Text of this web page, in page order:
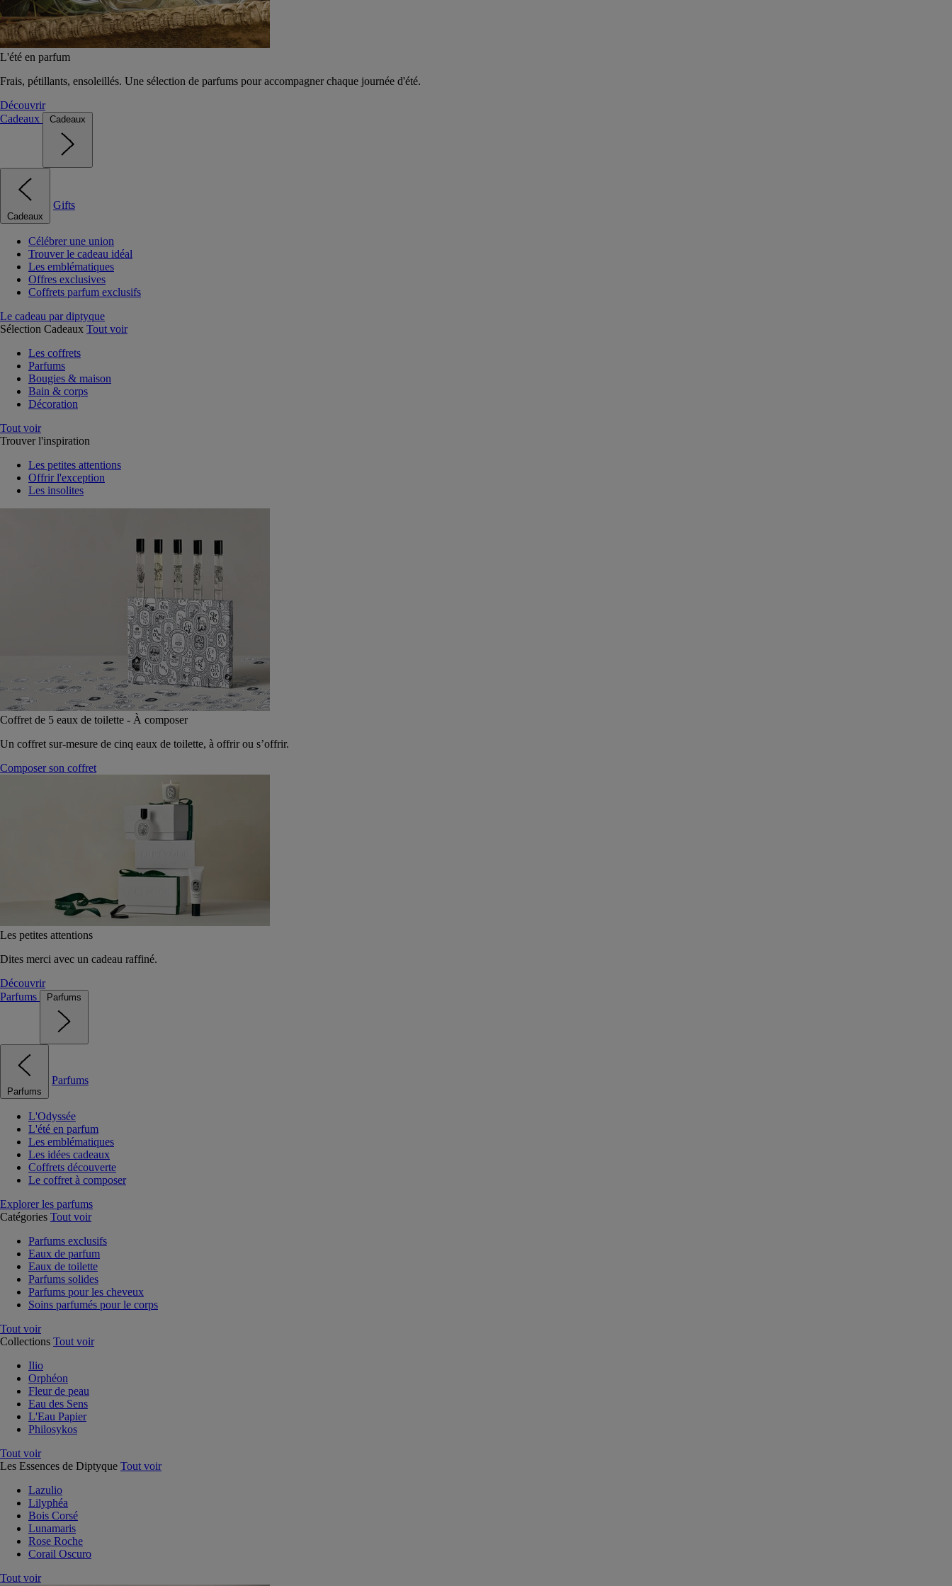
L'été en parfum
Frais, pétillants, ensoleillés. Une sélection de parfums pour accompagner chaque journée d'été.
Découvrir
Cadeaux
Cadeaux
Cadeaux
Gifts
Célébrer une union
Trouver le cadeau idéal
Les emblématiques
Offres exclusives
Coffrets parfum exclusifs
Le cadeau par diptyque
Sélection Cadeaux Tout voir
Les coffrets
Parfums
Bougies & maison
Bain & corps
Décoration
Tout voir
Trouver l'inspiration
Les petites attentions
Offrir l'exception
Les insolites
Coffret de 5 eaux de toilette - À composer
Un coffret sur-mesure de cinq eaux de toilette, à offrir ou s’offrir.
Composer son coffret
Les petites attentions
Dites merci avec un cadeau raffiné.
Découvrir
Parfums
Parfums
Parfums
Parfums
L'Odyssée
L'été en parfum
Les emblématiques
Les idées cadeaux
Coffrets découverte
Le coffret à composer
Explorer les parfums
Catégories Tout voir
Parfums exclusifs
Eaux de parfum
Eaux de toilette
Parfums solides
Parfums pour les cheveux
Soins parfumés pour le corps
Tout voir
Collections Tout voir
Ilio
Orphéon
Fleur de peau
Eau des Sens
L'Eau Papier
Philosykos
Tout voir
Les Essences de Diptyque Tout voir
Lazulio
Lilyphéa
Bois Corsé
Lunamaris
Rose Roche
Corail Oscuro
Tout voir